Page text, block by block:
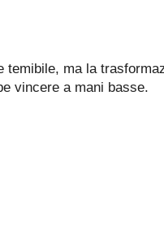
temibile, ma la
vincere a mani basse.